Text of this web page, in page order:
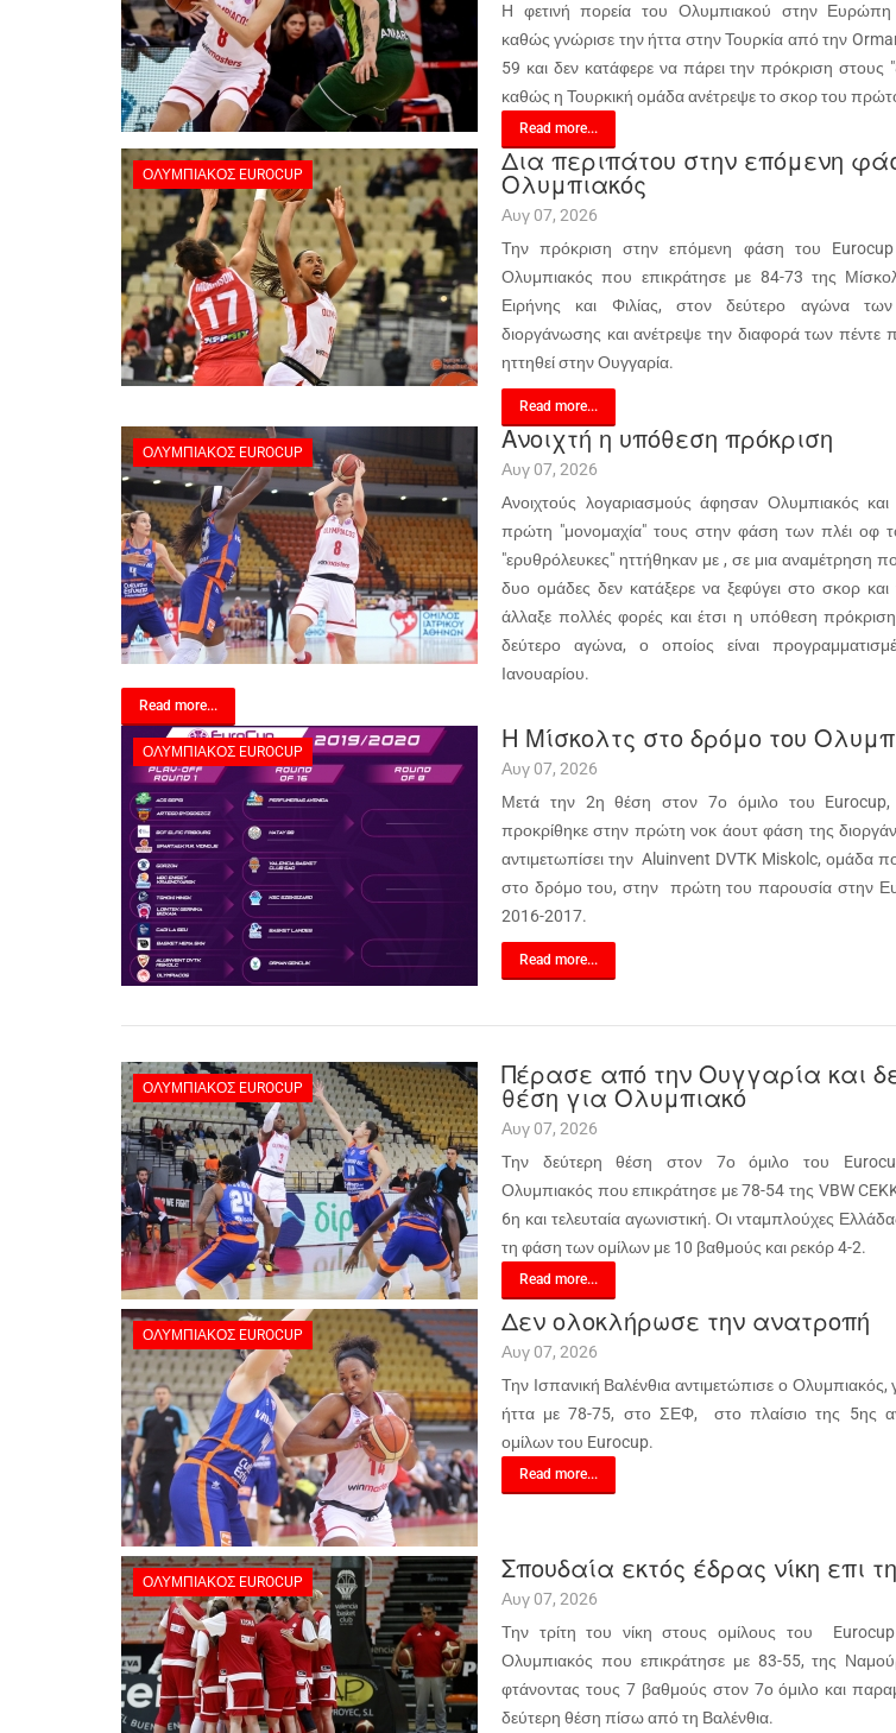
Η φετινή πορεία του Ολυμπιακού στην Ευρώπη
καθώς γνώρισε την ήττα στην Τουρκία από την
59 και δεν κατάφερε να πάρει την πρόκριση στους
καθώς η Τουρκική ομάδα ανέτρεψε το σκορ του
Read more...
ΟΛΥΜΠΙΑΚΌΣ EUROCUP Δια περιπάτου στην επόμενη
Ολυμπιακός
Αυγ 07, 2026
Την πρόκριση στην επόμενη φάση του
Ολυμπιακός που επικράτησε με 84-73 της
Ειρήνης και Φιλίας, στον δεύτερο αγώνα
διοργάνωσης και ανέτρεψε την διαφορά των πέντε
ηττηθεί στην Ουγγαρία.
Read more...
ΟΛΥΜΠΙΑΚΌΣ EUROCUP Ανοιχτή η υπόθεση πρόκριση
Αυγ 07, 2026
Ανοιχτούς λογαριασμούς άφησαν Ολυμπιακός
πρώτη "μονομαχία" τους στην φάση των πλέι οφ
"ερυθρόλευκες" ηττήθηκαν με , σε μια αναμέτρηση
δυο ομάδες δεν κατάξερε να ξεφύγει στο σκορ
άλλαξε πολλές φορές και έτσι η υπόθεση
δεύτερο αγώνα, ο οποίος είναι
Ιανουαρίου.
Read more...
ΟΛΥΜΠΙΑΚΌΣ EUROCUP Η Μίσκολτς στο δρόμο του
Αυγ 07, 2026
Μετά την 2η θέση στον 7ο όμιλο του Eurocup,
προκρίθηκε στην πρώτη νοκ άουτ φάση της
αντιμετωπίσει την Aluinvent DVTK Miskolc, ομάδα
στο δρόμο του, στην πρώτη του παρουσία στην
2016-2017.
Read more...
ΟΛΥΜΠΙΑΚΌΣ EUROCUP Πέρασε από την Ουγγαρία και
θέση για Ολυμπιακό
Αυγ 07, 2026
Την δεύτερη θέση στον 7ο όμιλο του
Ολυμπιακός που επικράτησε με 78-54 της VBW
6η και τελευταία αγωνιστική. Οι νταμπλούχες
τη φάση των ομίλων με 10 βαθμούς και ρεκόρ 4-2.
Read more...
ΟΛΥΜΠΙΑΚΌΣ EUROCUP Δεν ολοκλήρωσε την ανατροπή
Αυγ 07, 2026
Την Ισπανική Βαλένθια αντιμετώπισε ο Ολυμπιακός,
ήττα με 78-75, στο ΣΕΦ, στο πλαίσιο της 5ης
ομίλων του Eurocup.
Read more...
ΟΛΥΜΠΙΑΚΌΣ EUROCUP Σπουδαία εκτός έδρας νίκη επι
Αυγ 07, 2026
Την τρίτη του νίκη στους ομίλους του
Ολυμπιακός που επικράτησε με 83-55, της
φτάνοντας τους 7 βαθμούς στον 7ο όμιλο και
δεύτερη θέση πίσω από τη Βαλένθια.